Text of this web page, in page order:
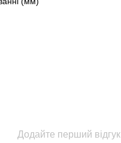
Додайте перший відгук